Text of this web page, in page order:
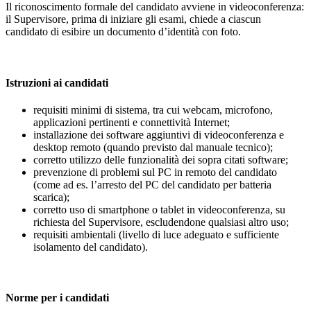
Il riconoscimento formale del candidato avviene in videoconferenza:
il Supervisore, prima di iniziare gli esami, chiede a ciascun
candidato di esibire un documento d’identità con foto.
Istruzioni ai candidati
requisiti minimi di sistema, tra cui webcam, microfono,
applicazioni pertinenti e connettività Internet;
installazione dei software aggiuntivi di videoconferenza e
desktop remoto (quando previsto dal manuale tecnico);
corretto utilizzo delle funzionalità dei sopra citati software;
prevenzione di problemi sul PC in remoto del candidato
(come ad es. l’arresto del PC del candidato per batteria
scarica);
corretto uso di smartphone o tablet in videoconferenza, su
richiesta del Supervisore, escludendone qualsiasi altro uso;
requisiti ambientali (livello di luce adeguato e sufficiente
isolamento del candidato).
Norme per i candidati